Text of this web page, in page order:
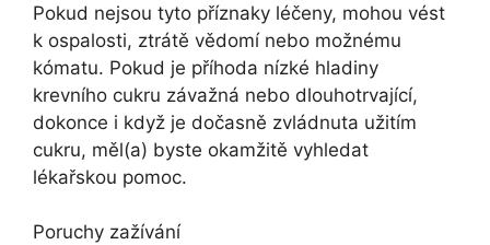
Pokud nejsou tyto příznaky léčeny, mohou vést
k ospalosti, ztrátě vědomí nebo možnému
kómatu. Pokud je příhoda nízké hladiny
krevního cukru závažná nebo dlouhotrvající,
dokonce i když je dočasně zvládnuta užitím
cukru, měl(a) byste okamžitě vyhledat
lékařskou pomoc.
Poruchy zažívání